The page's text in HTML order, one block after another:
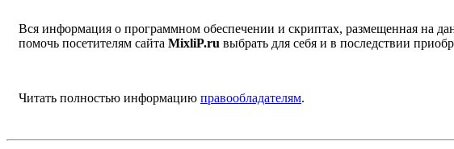
Вся информация о программном обеспечении и скриптах, размещенная на
помочь посетителям сайта MixliP.ru выбрать для себя и в последствии
Читать полностью информацию правообладателям.